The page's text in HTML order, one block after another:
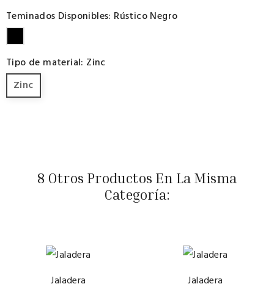
Teminados Disponibles: Rústico Negro
Negro
Tipo de material: Zinc
Zinc
8 Otros Productos En La Misma
Categoría:
Jaladera Jaladera